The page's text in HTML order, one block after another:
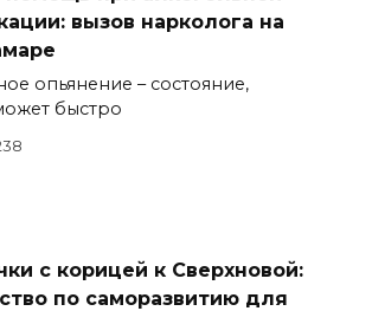
вызов нарколога на
опьянение – состояние,
быстро
с корицей к Сверхновой:
по саморазвитию для